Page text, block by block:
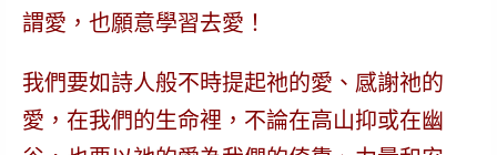
謂愛，也願意學習去愛！
我們要如詩人般不時提起祂的愛、感謝祂的
愛，在我們的生命裡，不論在高山抑或在幽